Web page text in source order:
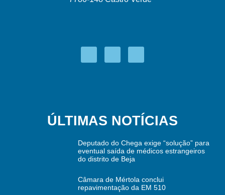
ÚLTIMAS NOTÍCIAS
Deputado do Chega exige “solução” para
eventual saída de médicos estrangeiros
do distrito de Beja
Câmara de Mértola conclui
repavimentação da EM 510